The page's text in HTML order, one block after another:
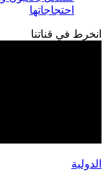
احتجاجاتها
انخرط في قناتنا
الدولية